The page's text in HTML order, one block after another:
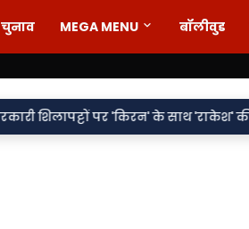
चुनाव MEGA MENU बॉलीवुड
'किरन' के साथ 'राकेश' की एंट्री पर सवाल•